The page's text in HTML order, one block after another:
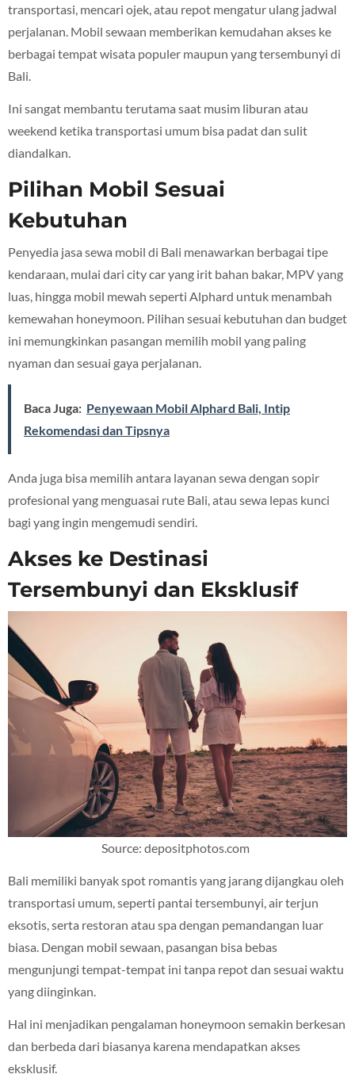
transportasi, mencari ojek, atau repot mengatur ulang jadwal
perjalanan. Mobil sewaan memberikan kemudahan akses ke
berbagai tempat wisata populer maupun yang tersembunyi di
Bali.
Ini sangat membantu terutama saat musim liburan atau
weekend ketika transportasi umum bisa padat dan sulit
diandalkan.
Pilihan Mobil Sesuai
Kebutuhan
Penyedia jasa sewa mobil di Bali menawarkan berbagai tipe
kendaraan, mulai dari city car yang irit bahan bakar, MPV yang
luas, hingga mobil mewah seperti Alphard untuk menambah
kemewahan honeymoon. Pilihan sesuai kebutuhan dan budget
ini memungkinkan pasangan memilih mobil yang paling
nyaman dan sesuai gaya perjalanan.
Baca Juga: Penyewaan Mobil Alphard Bali, Intip
Rekomendasi dan Tipsnya
Anda juga bisa memilih antara layanan sewa dengan sopir
profesional yang menguasai rute Bali, atau sewa lepas kunci
bagi yang ingin mengemudi sendiri.
Akses ke Destinasi
Tersembunyi dan Eksklusif
Source: depositphotos.com
Bali memiliki banyak spot romantis yang jarang dijangkau oleh
transportasi umum, seperti pantai tersembunyi, air terjun
eksotis, serta restoran atau spa dengan pemandangan luar
biasa. Dengan mobil sewaan, pasangan bisa bebas
mengunjungi tempat-tempat ini tanpa repot dan sesuai waktu
yang diinginkan.
Hal ini menjadikan pengalaman honeymoon semakin berkesan
dan berbeda dari biasanya karena mendapatkan akses
eksklusif.